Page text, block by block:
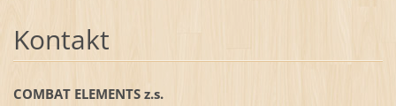
Kontakt
COMBAT ELEMENTS z.s.